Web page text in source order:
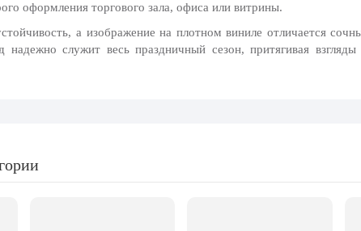
оформления торгового зала, офиса или витрины.
а изображение на плотном виниле отличается
надежно служит весь праздничный сезон, притягивая